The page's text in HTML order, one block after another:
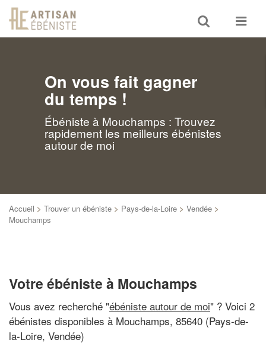
Toggle
search
Toggle
On vous fait gagner
du temps !
Ébéniste à Mouchamps : Trouvez
rapidement les meilleurs ébénistes
autour de moi
Accueil > Trouver un ébéniste > Pays-de-la-Loire > Vendée >
Mouchamps
Votre ébéniste à Mouchamps
Vous avez recherché "ébéniste autour de moi" ? Voici 2
ébénistes disponibles à Mouchamps, 85640 (Pays-de-
la-Loire, Vendée)